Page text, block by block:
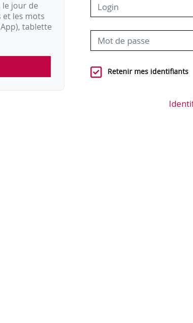
le jour de
et les mots
tablette
Retenir mes identifiants